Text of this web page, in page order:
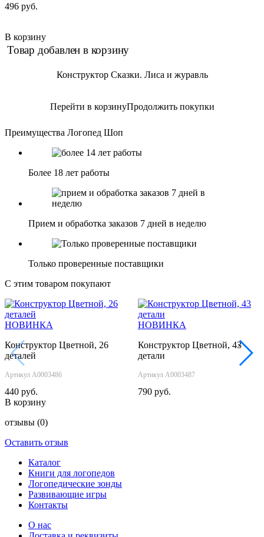
496 руб.
В корзину
Товар добавлен в корзину
Конструктор Сказки. Лиса и журавль
Перейти в корзинуПродолжить покупки
Преимущества Логопед Шоп
Более 18 лет работы
Прием и обработка заказов 7 дней в неделю
Только проверенные поставщики
С этим товаром покупают
НОВИНКА
Конструктор Цветной, 26
деталей
Артикул А0003486
440 руб.
В корзину
НОВИНКА
Конструктор Цветной, 43
детали
Артикул А0003487
790 руб.
‹ ›
отзывы (0)
Оставить отзыв
Каталог
Книги для логопедов
Логопедические зонды
Развивающие игры
Контакты
О нас